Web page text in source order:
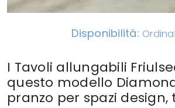
Disponibilità:
I Tavoli allungabili
questo modello
pranzo per spazi